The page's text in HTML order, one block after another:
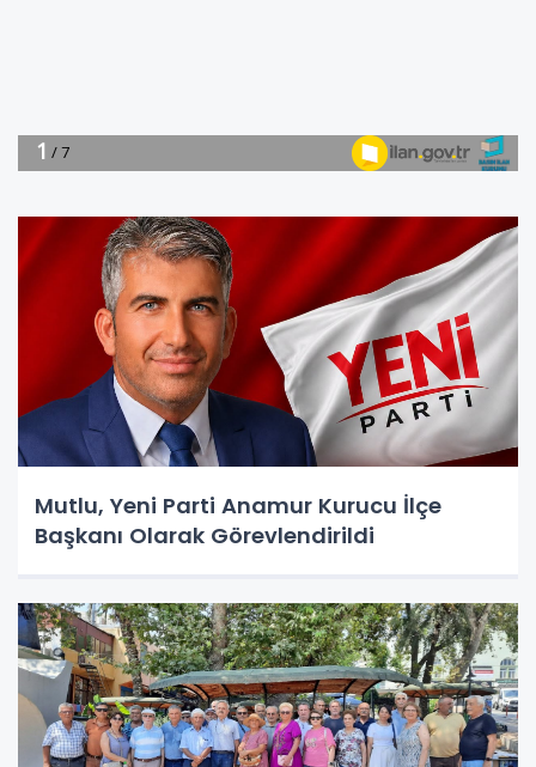
Mutlu, Yeni Parti Anamur Kurucu İlçe
Başkanı Olarak Görevlendirildi